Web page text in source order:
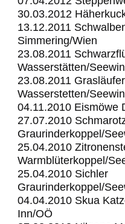
30.03.2012
13.12.2011
Simmering/Wien
23.08.2011
Wasserstätten/
23.08.2011 Grasläufer
Wasserstetten/
04.11.2010 Eismöwe
27.07.2010
Graurinderkoppel/
25.04.2010
Warmblüterkoppel/
25.04.2010 Sichler
Graurinderkoppel/
04.04.2010 Skua
Inn/OÖ